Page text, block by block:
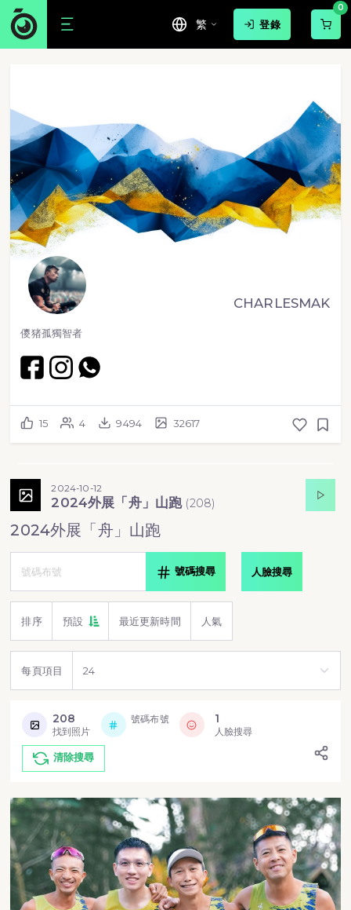
繁 登錄
0
CHARLESMAK
儍猪孤獨智者
15 4 9494 32617
2024-10-12
2024外展「舟」山跑 (208)
2024外展「舟」山跑
號碼搜尋 人臉搜尋
排序 預設 最近更新時間 人氣
每頁項目
208
找到照片
號碼布號 1
人臉搜尋
清除搜尋